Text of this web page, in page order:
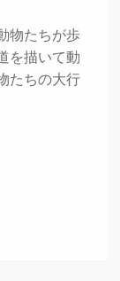
物たちが歩
を描いて動
たちの大行